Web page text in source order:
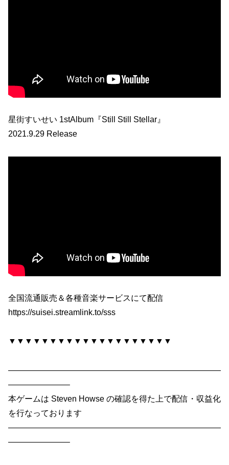
星街すいせい 1stAlbum『Still Still Stellar』
2021.9.29 Release
全国流通販売＆各種音楽サービスにて配信
https://suisei.streamlink.to/sss
▼▼▼▼▼▼▼▼▼▼▼▼▼▼▼▼▼▼▼▼
——————————————————————————
———————–
本ゲームは Steven Howse の確認を得た上で配信・収益化
を行なっております
——————————————————————————
———————–